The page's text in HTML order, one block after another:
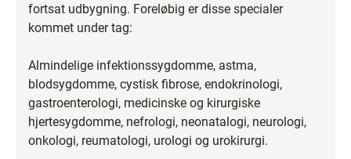
fortsat udbygning. Foreløbig er disse specialer
kommet under tag:
Almindelige infektionssygdomme, astma,
blodsygdomme, cystisk fibrose, endokrinologi,
gastroenterologi, medicinske og kirurgiske
hjertesygdomme, nefrologi, neonatalogi, neurologi,
onkologi, reumatologi, urologi og urokirurgi.